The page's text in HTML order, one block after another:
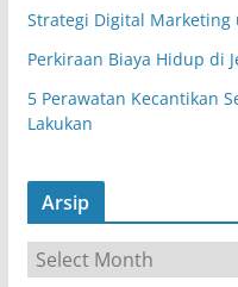
Strategi Digital Marketing
Perkiraan Biaya Hidup di
5 Perawatan Kecantikan
Lakukan
Arsip